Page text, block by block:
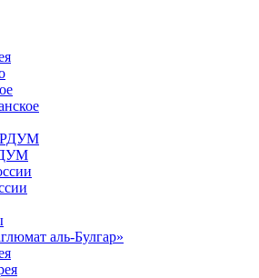
РДУМ
аль-Булгар»